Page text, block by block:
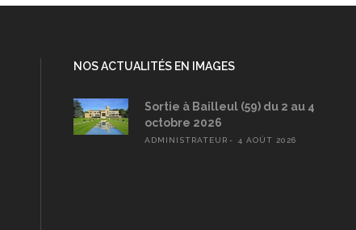
NOS ACTUALITÉS EN IMAGES
Sortie à Bailleul (59) du 2 au 4
octobre 2026
ADMINISTRATEUR 4 AOÛT 2026